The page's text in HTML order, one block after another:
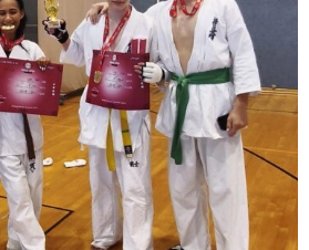
מתחברים: הגליל המערבי והעליון